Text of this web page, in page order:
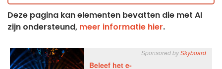
Deze pagina kan elementen bevatten die met AI
zijn ondersteund, meer informatie hier.